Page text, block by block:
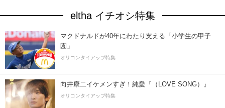
eltha イチオシ特集
マクドナルドが40年にわたり支える「小学生の甲子
園」
オリコンタイアップ特集
向井康二イケメンすぎ！純愛『（LOVE SONG）』
オリコンタイアップ特集